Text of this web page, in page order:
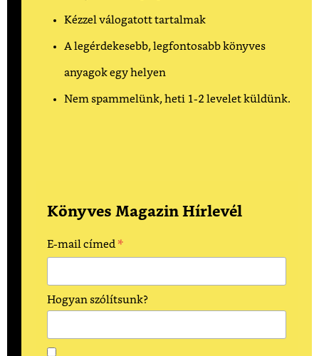
Kézzel válogatott tartalmak
A legérdekesebb, legfontosabb könyves
anyagok egy helyen
Nem spammelünk, heti 1-2 levelet küldünk.
Könyves Magazin Hírlevél
E-mail címed *
Hogyan szólítsunk?